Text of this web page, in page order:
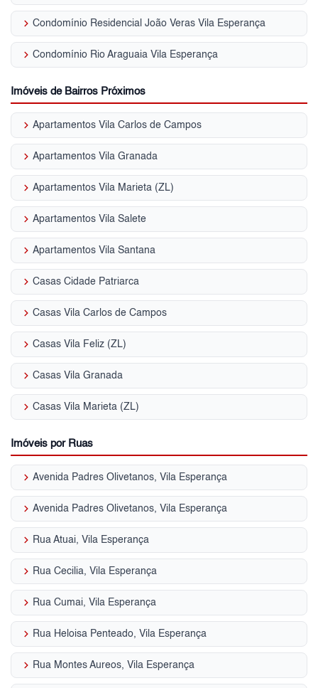
keyboard_arrow_right Condomínio Residencial João Veras Vila Esperança
keyboard_arrow_right Condomínio Rio Araguaia Vila Esperança
Imóveis de Bairros Próximos
keyboard_arrow_right Apartamentos Vila Carlos de Campos
keyboard_arrow_right Apartamentos Vila Granada
keyboard_arrow_right Apartamentos Vila Marieta (ZL)
keyboard_arrow_right Apartamentos Vila Salete
keyboard_arrow_right Apartamentos Vila Santana
keyboard_arrow_right Casas Cidade Patriarca
keyboard_arrow_right Casas Vila Carlos de Campos
keyboard_arrow_right Casas Vila Feliz (ZL)
keyboard_arrow_right Casas Vila Granada
keyboard_arrow_right Casas Vila Marieta (ZL)
Imóveis por Ruas
keyboard_arrow_right Avenida Padres Olivetanos, Vila Esperança
keyboard_arrow_right Avenida Padres Olivetanos, Vila Esperança
keyboard_arrow_right Rua Atuai, Vila Esperança
keyboard_arrow_right Rua Cecilia, Vila Esperança
keyboard_arrow_right Rua Cumai, Vila Esperança
keyboard_arrow_right Rua Heloisa Penteado, Vila Esperança
keyboard_arrow_right Rua Montes Aureos, Vila Esperança